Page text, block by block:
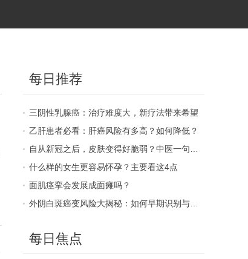
每日推荐
三阴性乳腺癌：治疗难度大，新疗法带来希望
乙肝患者必看：肝癌风险有多高？如何降低？
什么样的女生更容易怀孕？主要看这4点
面肌痉挛会发展成面瘫吗？
每日焦点